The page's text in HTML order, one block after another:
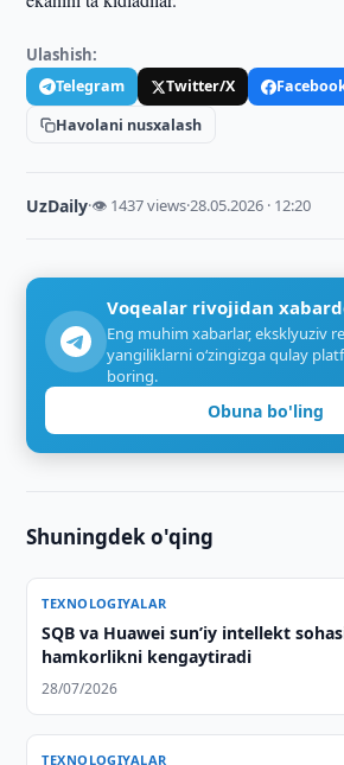
Ulashish:
Telegram Twitter/X
Havolani nusxalash
UzDaily·👁 1437 views·28.05.2026 · 12:20
Voqealar rivojidan
Eng muhim xabarlar, eksklyuziv
yangiliklarni o‘zingizga qulay
boring.
Obuna bo'ling
Shuningdek o'qing
TEXNOLOGIYALAR
SQB va Huawei sun’iy intellekt
hamkorlikni kengaytiradi
28/07/2026
TEXNOLOGIYALAR